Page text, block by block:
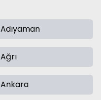
Adıyaman
Ağrı
Ankara